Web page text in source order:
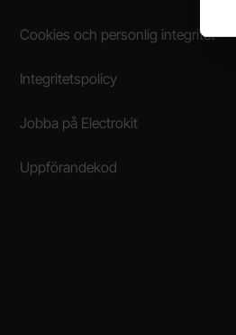
Cookies och personlig integritet
Integritetspolicy
Jobba på Electrokit
Uppförandekod